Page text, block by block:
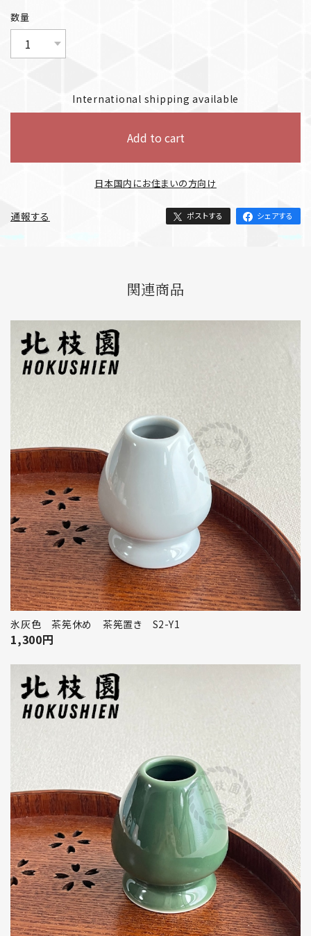
数量
International shipping available
Add to cart
日本国内にお住まいの方向け
通報する ポストする シェアする
関連商品
氷灰色 茶筅休め 茶筅置き S2-Y1
1,300円